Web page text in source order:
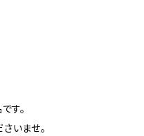
す。
いませ。